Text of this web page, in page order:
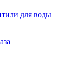
для воды